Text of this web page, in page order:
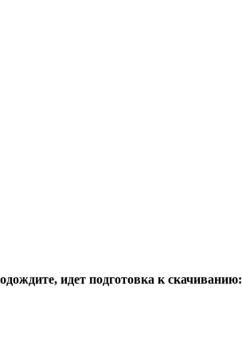
идет подготовка к скачиванию: